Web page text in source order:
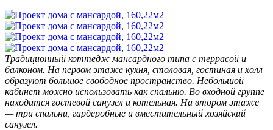
Традиционный коттедж мансардного типа с террасой и
балконом. На первом этаже кухня, столовая, гостиная и холл
образуют большое свободное пространство. Небольшой
кабинет можно использовать как спальню. Во входной группе
находится гостевой санузел и котельная. На втором этаже
— три спальни, гардеробные и вместительный хозяйский
санузел.